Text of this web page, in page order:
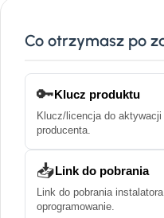
Co otrzymasz po
🔑Klucz produktu
Klucz/licencja do
producenta.
📥Link do pobrania
Link do pobrania
oprogramowanie.